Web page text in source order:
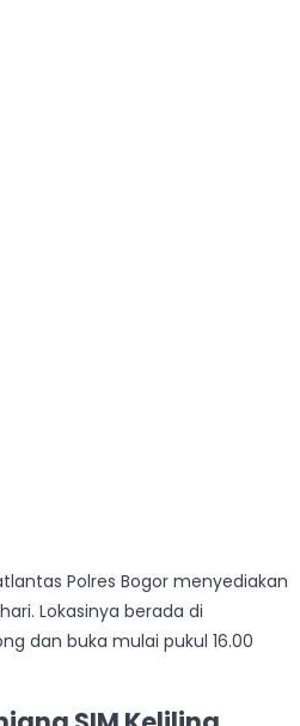
Polres Bogor menyediakan
Lokasinya berada di
dan buka mulai pukul 16.00